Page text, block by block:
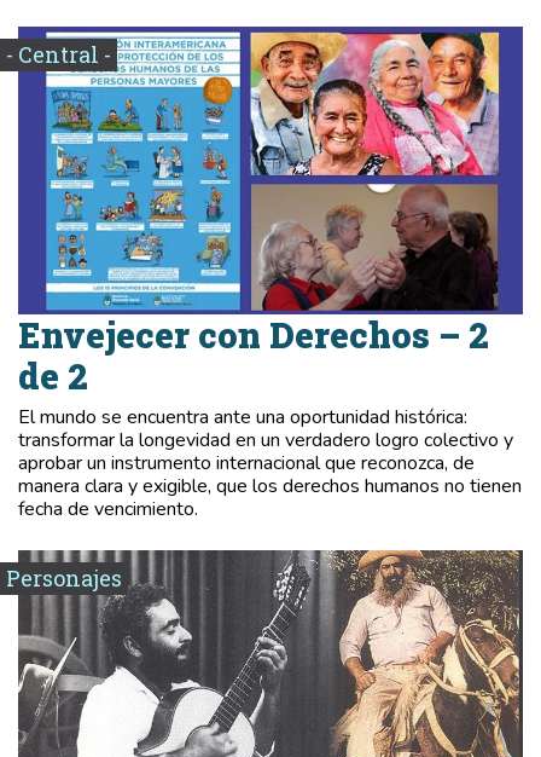
- Central -
Envejecer con Derechos – 2
de 2
El mundo se encuentra ante una oportunidad histórica:
transformar la longevidad en un verdadero logro colectivo y
aprobar un instrumento internacional que reconozca, de
manera clara y exigible, que los derechos humanos no tienen
fecha de vencimiento.
Personajes